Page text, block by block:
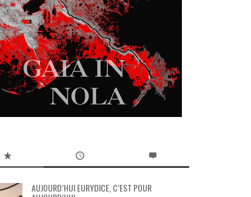
AUJOURD’HUI EURYDICE, C’EST POUR